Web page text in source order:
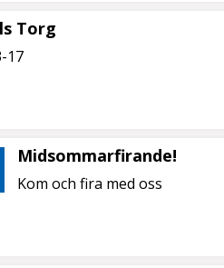
Torg
17
Midsommarfirande!
Kom och fira med oss